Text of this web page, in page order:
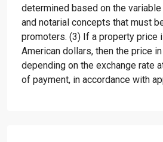
determined based on the
and notarial concepts that must
promoters. (3) If a property price
American dollars, then the price
depending on the exchange rate
of payment, in accordance with